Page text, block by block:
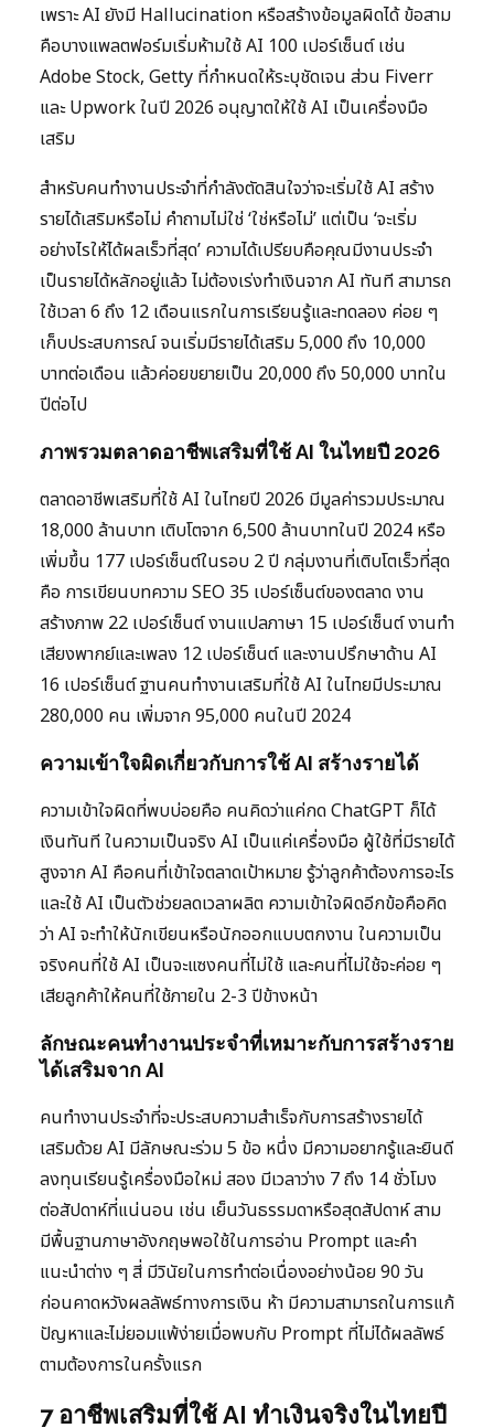
เพราะ AI ยังมี Hallucination หรือสร้างข้อมูลผิดได้ ข้อสาม
คือบางแพลตฟอร์มเริ่มห้ามใช้ AI 100 เปอร์เซ็นต์ เช่น
Adobe Stock, Getty ที่กำหนดให้ระบุชัดเจน ส่วน Fiverr
และ Upwork ในปี 2026 อนุญาตให้ใช้ AI เป็นเครื่องมือ
เสริม
สำหรับคนทำงานประจำที่กำลังตัดสินใจว่าจะเริ่มใช้ AI สร้าง
รายได้เสริมหรือไม่ คำถามไม่ใช่ ‘ใช่หรือไม่’ แต่เป็น ‘จะเริ่ม
อย่างไรให้ได้ผลเร็วที่สุด’ ความได้เปรียบคือคุณมีงานประจำ
เป็นรายได้หลักอยู่แล้ว ไม่ต้องเร่งทำเงินจาก AI ทันที สามารถ
ใช้เวลา 6 ถึง 12 เดือนแรกในการเรียนรู้และทดลอง ค่อย ๆ
เก็บประสบการณ์ จนเริ่มมีรายได้เสริม 5,000 ถึง 10,000
บาทต่อเดือน แล้วค่อยขยายเป็น 20,000 ถึง 50,000 บาทใน
ปีต่อไป
ภาพรวมตลาดอาชีพเสริมที่ใช้ AI ในไทยปี 2026
ตลาดอาชีพเสริมที่ใช้ AI ในไทยปี 2026 มีมูลค่ารวมประมาณ
18,000 ล้านบาท เติบโตจาก 6,500 ล้านบาทในปี 2024 หรือ
เพิ่มขึ้น 177 เปอร์เซ็นต์ในรอบ 2 ปี กลุ่มงานที่เติบโตเร็วที่สุด
คือ การเขียนบทความ SEO 35 เปอร์เซ็นต์ของตลาด งาน
สร้างภาพ 22 เปอร์เซ็นต์ งานแปลภาษา 15 เปอร์เซ็นต์ งานทำ
เสียงพากย์และเพลง 12 เปอร์เซ็นต์ และงานปรึกษาด้าน AI
16 เปอร์เซ็นต์ ฐานคนทำงานเสริมที่ใช้ AI ในไทยมีประมาณ
280,000 คน เพิ่มจาก 95,000 คนในปี 2024
ความเข้าใจผิดเกี่ยวกับการใช้ AI สร้างรายได้
ความเข้าใจผิดที่พบบ่อยคือ คนคิดว่าแค่กด ChatGPT ก็ได้
เงินทันที ในความเป็นจริง AI เป็นแค่เครื่องมือ ผู้ใช้ที่มีรายได้
สูงจาก AI คือคนที่เข้าใจตลาดเป้าหมาย รู้ว่าลูกค้าต้องการอะไร
และใช้ AI เป็นตัวช่วยลดเวลาผลิต ความเข้าใจผิดอีกข้อคือคิด
ว่า AI จะทำให้นักเขียนหรือนักออกแบบตกงาน ในความเป็น
จริงคนที่ใช้ AI เป็นจะแซงคนที่ไม่ใช้ และคนที่ไม่ใช้จะค่อย ๆ
เสียลูกค้าให้คนที่ใช้ภายใน 2-3 ปีข้างหน้า
ลักษณะคนทำงานประจำที่เหมาะกับการสร้างราย
ได้เสริมจาก AI
คนทำงานประจำที่จะประสบความสำเร็จกับการสร้างรายได้
เสริมด้วย AI มีลักษณะร่วม 5 ข้อ หนึ่ง มีความอยากรู้และยินดี
ลงทุนเรียนรู้เครื่องมือใหม่ สอง มีเวลาว่าง 7 ถึง 14 ชั่วโมง
ต่อสัปดาห์ที่แน่นอน เช่น เย็นวันธรรมดาหรือสุดสัปดาห์ สาม
มีพื้นฐานภาษาอังกฤษพอใช้ในการอ่าน Prompt และคำ
แนะนำต่าง ๆ สี่ มีวินัยในการทำต่อเนื่องอย่างน้อย 90 วัน
ก่อนคาดหวังผลลัพธ์ทางการเงิน ห้า มีความสามารถในการแก้
ปัญหาและไม่ยอมแพ้ง่ายเมื่อพบกับ Prompt ที่ไม่ได้ผลลัพธ์
ตามต้องการในครั้งแรก
7 อาชีพเสริมที่ใช้ AI ทำเงินจริงในไทยปี